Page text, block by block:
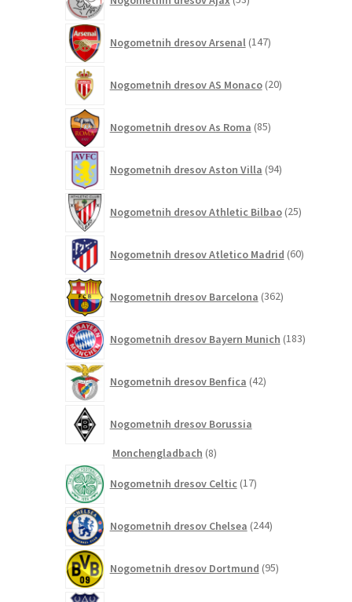
izdelkov
Nogometnih dresov Arsenal 147izdelkov
Nogometnih dresov AS Monaco 20izdelkov
Nogometnih dresov As Roma 85izdelkov
Nogometnih dresov Aston Villa 94izdelkov
Nogometnih dresov Athletic Bilbao 25izdelkov
Nogometnih dresov Atletico Madrid 60izdelkov
Nogometnih dresov Barcelona 362izdelkov
Nogometnih dresov Bayern Munich 183izdelkov
Nogometnih dresov Benfica 42izdelkov
Nogometnih dresov Borussia
Monchengladbach 88
Nogometnih dresov Celtic 17izdelkov
Nogometnih dresov Chelsea 244izdelkov
Nogometnih dresov Dortmund 95izdelkov